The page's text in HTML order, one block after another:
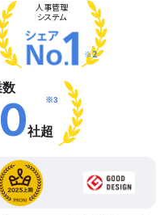
人事管理
システム
※2
社超
※3